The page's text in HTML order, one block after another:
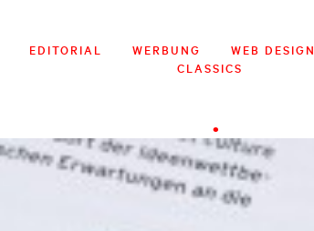
EDITORIAL WERBUNG WEB DESIGN
CLASSICS